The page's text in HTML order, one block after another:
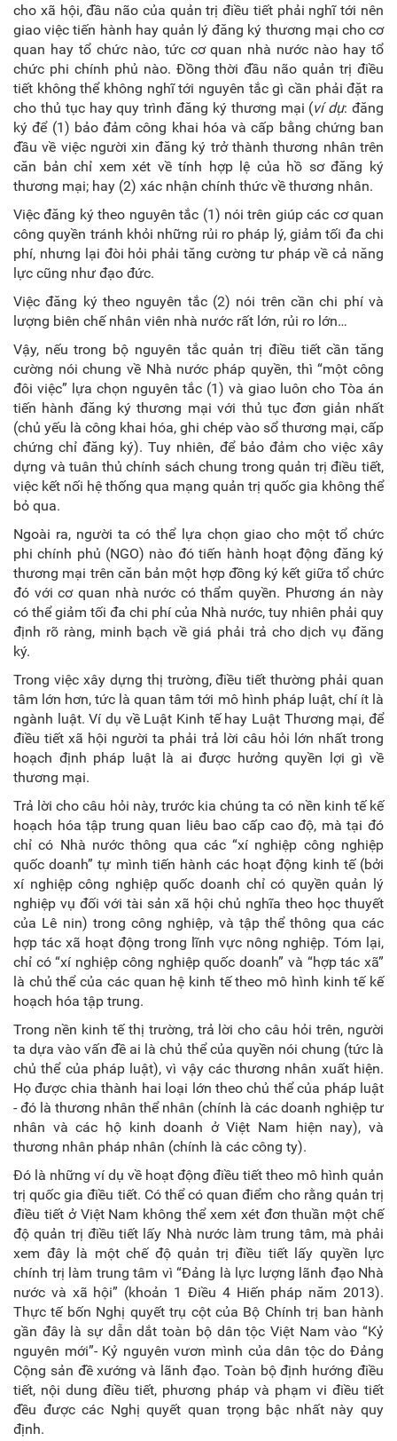
cho xã hội, đầu não của quản trị điều tiết phải nghĩ tới nên
giao việc tiến hành hay quản lý đăng ký thương mại cho cơ
quan hay tổ chức nào, tức cơ quan nhà nước nào hay tổ
chức phi chính phủ nào. Đồng thời đầu não quản trị điều
tiết không thể không nghĩ tới nguyên tắc gì cần phải đặt ra
cho thủ tục hay quy trình đăng ký thương mại (ví dụ: đăng
ký để (1) bảo đảm công khai hóa và cấp bằng chứng ban
đầu về việc người xin đăng ký trở thành thương nhân trên
căn bản chỉ xem xét về tính hợp lệ của hồ sơ đăng ký
thương mại; hay (2) xác nhận chính thức về thương nhân.
Việc đăng ký theo nguyên tắc (1) nói trên giúp các cơ quan
công quyền tránh khỏi những rủi ro pháp lý, giảm tối đa chi
phí, nhưng lại đòi hỏi phải tăng cường tư pháp về cả năng
lực cũng như đạo đức.
Việc đăng ký theo nguyên tắc (2) nói trên cần chi phí và
lượng biên chế nhân viên nhà nước rất lớn, rủi ro lớn…
Vậy, nếu trong bộ nguyên tắc quản trị điều tiết cần tăng
cường nói chung về Nhà nước pháp quyền, thì “một công
đôi việc” lựa chọn nguyên tắc (1) và giao luôn cho Tòa án
tiến hành đăng ký thương mại với thủ tục đơn giản nhất
(chủ yếu là công khai hóa, ghi chép vào sổ thương mại, cấp
chứng chỉ đăng ký). Tuy nhiên, để bảo đảm cho việc xây
dựng và tuân thủ chính sách chung trong quản trị điều tiết,
việc kết nối hệ thống qua mạng quản trị quốc gia không thể
bỏ qua.
Ngoài ra, người ta có thể lựa chọn giao cho một tổ chức
phi chính phủ (NGO) nào đó tiến hành hoạt động đăng ký
thương mại trên căn bản một hợp đồng ký kết giữa tổ chức
đó với cơ quan nhà nước có thẩm quyền. Phương án này
có thể giảm tối đa chi phí của Nhà nước, tuy nhiên phải quy
định rõ ràng, minh bạch về giá phải trả cho dịch vụ đăng
ký.
Trong việc xây dựng thị trường, điều tiết thường phải quan
tâm lớn hơn, tức là quan tâm tới mô hình pháp luật, chí ít là
ngành luật. Ví dụ về Luật Kinh tế hay Luật Thương mại, để
điều tiết xã hội người ta phải trả lời câu hỏi lớn nhất trong
hoạch định pháp luật là ai được hưởng quyền lợi gì về
thương mại.
Trả lời cho câu hỏi này, trước kia chúng ta có nền kinh tế kế
hoạch hóa tập trung quan liêu bao cấp cao độ, mà tại đó
chỉ có Nhà nước thông qua các “xí nghiệp công nghiệp
quốc doanh” tự mình tiến hành các hoạt động kinh tế (bởi
xí nghiệp công nghiệp quốc doanh chỉ có quyền quản lý
nghiệp vụ đối với tài sản xã hội chủ nghĩa theo học thuyết
của Lê nin) trong công nghiệp, và tập thể thông qua các
hợp tác xã hoạt động trong lĩnh vực nông nghiệp. Tóm lại,
chỉ có “xí nghiệp công nghiệp quốc doanh” và “hợp tác xã”
là chủ thể của các quan hệ kinh tế theo mô hình kinh tế kế
hoạch hóa tập trung.
Trong nền kinh tế thị trường, trả lời cho câu hỏi trên, người
ta dựa vào vấn đề ai là chủ thể của quyền nói chung (tức là
chủ thể của pháp luật), vì vậy các thương nhân xuất hiện.
Họ được chia thành hai loại lớn theo chủ thể của pháp luật
- đó là thương nhân thể nhân (chính là các doanh nghiệp tư
nhân và các hộ kinh doanh ở Việt Nam hiện nay), và
thương nhân pháp nhân (chính là các công ty).
Đó là những ví dụ về hoạt động điều tiết theo mô hình quản
trị quốc gia điều tiết. Có thể có quan điểm cho rằng quản trị
điều tiết ở Việt Nam không thể xem xét đơn thuần một chế
độ quản trị điều tiết lấy Nhà nước làm trung tâm, mà phải
xem đây là một chế độ quản trị điều tiết lấy quyền lực
chính trị làm trung tâm vì “Đảng là lực lượng lãnh đạo Nhà
nước và xã hội” (khoản 1 Điều 4 Hiến pháp năm 2013).
Thực tế bốn Nghị quyết trụ cột của Bộ Chính trị ban hành
gần đây là sự dẫn dắt toàn bộ dân tộc Việt Nam vào “Kỷ
nguyên mới”- Kỷ nguyên vươn mình của dân tộc do Đảng
Cộng sản đề xướng và lãnh đạo. Toàn bộ định hướng điều
tiết, nội dung điều tiết, phương pháp và phạm vi điều tiết
đều được các Nghị quyết quan trọng bậc nhất này quy
định.